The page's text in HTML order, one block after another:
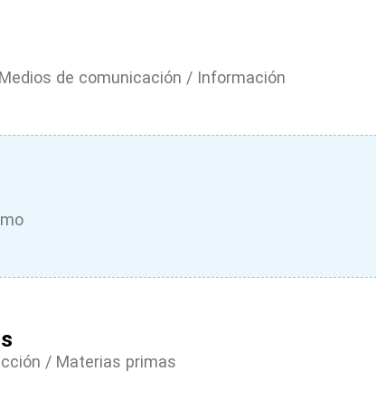
de comunicación / Información
/ Materias primas